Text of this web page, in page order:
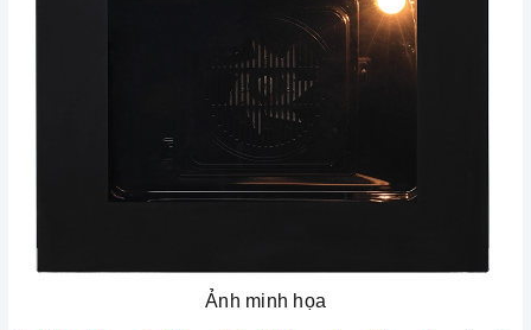
Ảnh minh họa